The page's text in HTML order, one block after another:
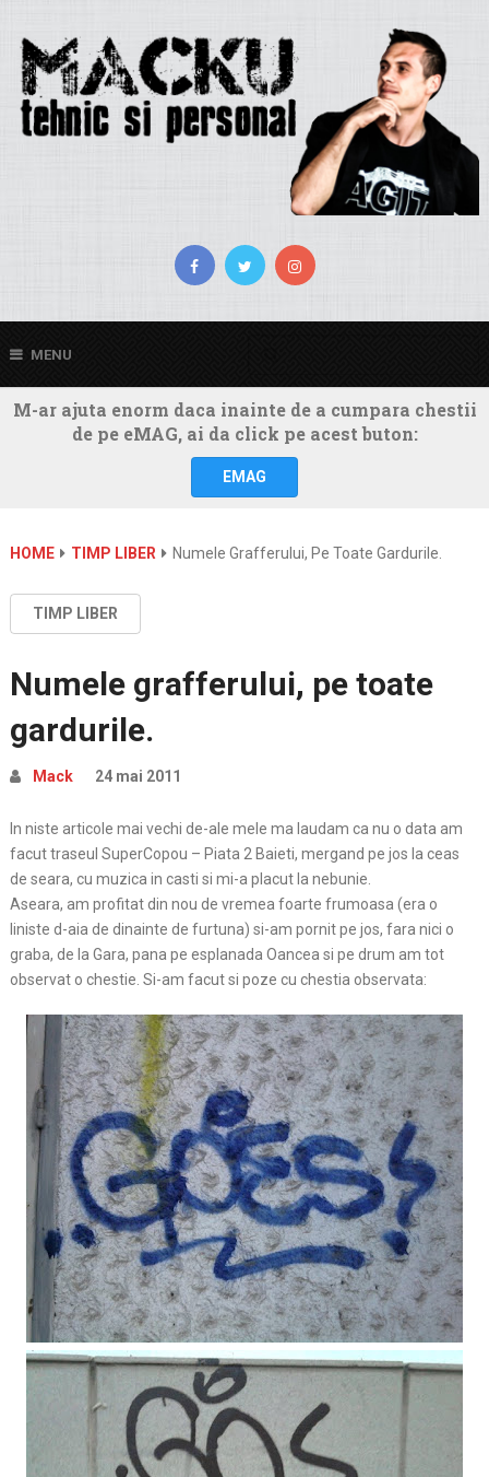
MENU
M-ar ajuta enorm daca inainte de a cumpara chestii
de pe eMAG, ai da click pe acest buton:
EMAG
HOME TIMP LIBER Numele Grafferului, Pe Toate Gardurile.
TIMP LIBER
Numele grafferului, pe toate
gardurile.
Mack 24 mai 2011
In niste articole mai vechi de-ale mele ma laudam ca nu o data am
facut traseul SuperCopou – Piata 2 Baieti, mergand pe jos la ceas
de seara, cu muzica in casti si mi-a placut la nebunie.
Aseara, am profitat din nou de vremea foarte frumoasa (era o
liniste d-aia de dinainte de furtuna) si-am pornit pe jos, fara nici o
graba, de la Gara, pana pe esplanada Oancea si pe drum am tot
observat o chestie. Si-am facut si poze cu chestia observata: